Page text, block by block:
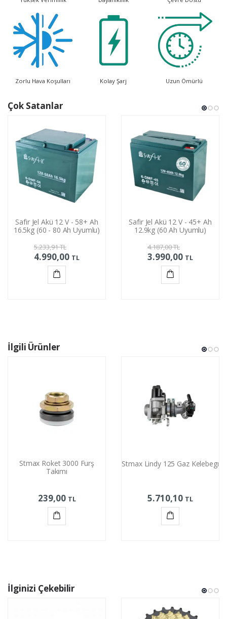
Zorlu Hava Koşulları Kolay Şarj Uzun Ömürlü
Çok Satanlar
Safir Jel Akü 12 V - 58+ Ah
16.5kg (60 - 80 Ah Uyumlu)
5.233,91TL
4.990,00 TL
Safir Jel Akü 12 V - 45+ Ah
12.9kg (60 Ah Uyumlu)
4.187,00TL
3.990,00 TL
İlgili Ürünler
Stmax Roket 3000 Furş
Takımı
239,00 TL
Stmax Lindy 125 Gaz Kelebegı
5.710,10 TL
İlginizi Çekebilir